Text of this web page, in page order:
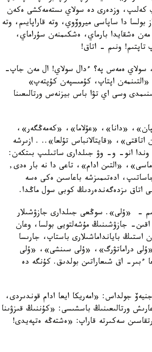
كەلىپ، وزدەرى دە سولاي ىستەمەكشى ەكەن
دا ساپاسى ميروۆوي، وتە قاراپايىم، وتە
ەشقايدا بارماي، ەشكىمنەن سۇراماي،
تاپتىم! ونىم - اتاق!
سولاي ەمەس پە؟ ءدال سولاي! ال مەن جاپ-
«التىنمەن اپتاپ، كۇمىسپەن كۇپتەپ»
وسى اي تۋا باس بيزنەس ورتالىعىنا
«دانا»، «عۇلاما»، «كەمەڭگەر»،
«قايتالانباس تۇلعا».. . ازىرشە
وندا انو- و- وۋ جىلدارى ساتىلىپ بىتكەن:
«التىن ادام»، تاعى دا نە بار ەدى,
ادەتىمىزشە باعاسىن ەكى ەسە
اتاق ىزدەگەندەردىڭ كوبى سول ماڭدا.
- «ۇلى». سوڭعى جىلدارى جازۋشىلار
جازۋشىنىڭ مۇشەلتويى بولسا، وعان
بايانداماشىلارى باستاپ، جارىسا
دراماتۋرگ»، «ۇلى سىنشى»، «ۇلى
ءبىر- اق شىعاراتىن بولدىق. كۇنگە دە
جولداس: «امەريكا ايعا ادام قوندىردى،
ورتالىعىنىڭ باسشىسى: «كۇننىڭ قىزۋىنا
سەكىرتە قاراپ: «ەشتەڭە ەتپەيدى!